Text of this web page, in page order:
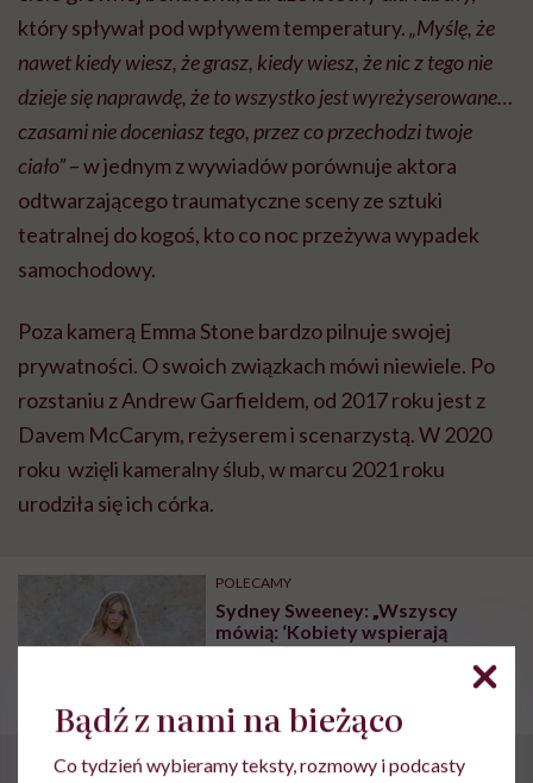
który spływał pod wpływem temperatury.„Myślę, że
nawet kiedy wiesz, że grasz, kiedy wiesz, że nic z tego nie
dzieje się naprawdę, że to wszystko jest wyreżyserowane…
czasami nie doceniasz tego, przez co przechodzi twoje
ciało”– w jednym z wywiadów porównuje aktora
odtwarzającego traumatyczne sceny ze sztuki
teatralnej do kogoś, kto co noc przeżywa wypadek
samochodowy.
Poza kamerą Emma Stone bardzo pilnuje swojej
prywatności. O swoich związkach mówi niewiele. Po
rozstaniu z Andrew Garfieldem, od 2017 roku jest z
Davem McCarym, reżyserem i scenarzystą. W 2020
roku wzięli kameralny ślub, w marcu 2021 roku
urodziła się ich córka.
POLECAMY
Sydney Sweeney: „Wszyscy
mówią: ‘Kobiety wspierają
kobiety’. To się w ogóle nie dzieje.
Bądź z nami na bieżąco
Co tydzień wybieramy teksty, rozmowy i podcasty